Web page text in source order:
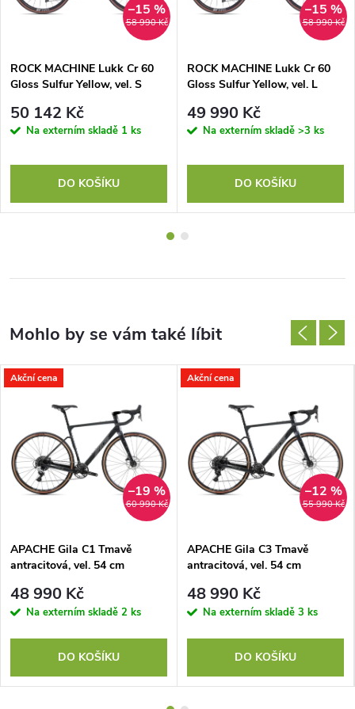
58 990 Kč
–15 %
ROCK MACHINE Lukk Cr 60
Gloss Sulfur Yellow, vel. S
50 142 Kč
Na externím skladě 1 ks
DO KOŠÍKU
58 990 Kč
–15 %
ROCK MACHINE Lukk Cr 60
Gloss Sulfur Yellow, vel. L
49 990 Kč
Na externím skladě >3 ks
DO KOŠÍKU
Akční cena
60 990 Kč
–19 %
APACHE Gila C1 Tmavě
antracitová, vel. 54 cm
48 990 Kč
Na externím skladě 2 ks
DO KOŠÍKU
Akční cena
55 990 Kč
–12 %
APACHE Gila C3 Tmavě
antracitová, vel. 54 cm
48 990 Kč
Na externím skladě 3 ks
DO KOŠÍKU